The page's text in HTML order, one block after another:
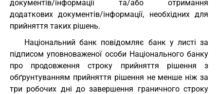
документів/інформації та/або отримання
додаткових документів/інформації, необхідних для
прийняття таких рішень.
Національний банк повідомляє банк у листі за
підписом уповноваженої особи Національного банку
про продовження строку прийняття рішення з
обґрунтуванням прийняття рішення не менше ніж за
три робочих дні до завершення граничного строку